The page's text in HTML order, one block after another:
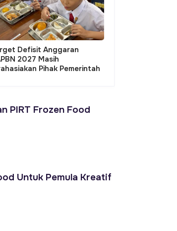
Penyaluran Dana Umat Yang
Produktif Dinilai Mampu
Tanggulangi APBN
PIRT Frozen Food
Untuk Pemula Kreatif